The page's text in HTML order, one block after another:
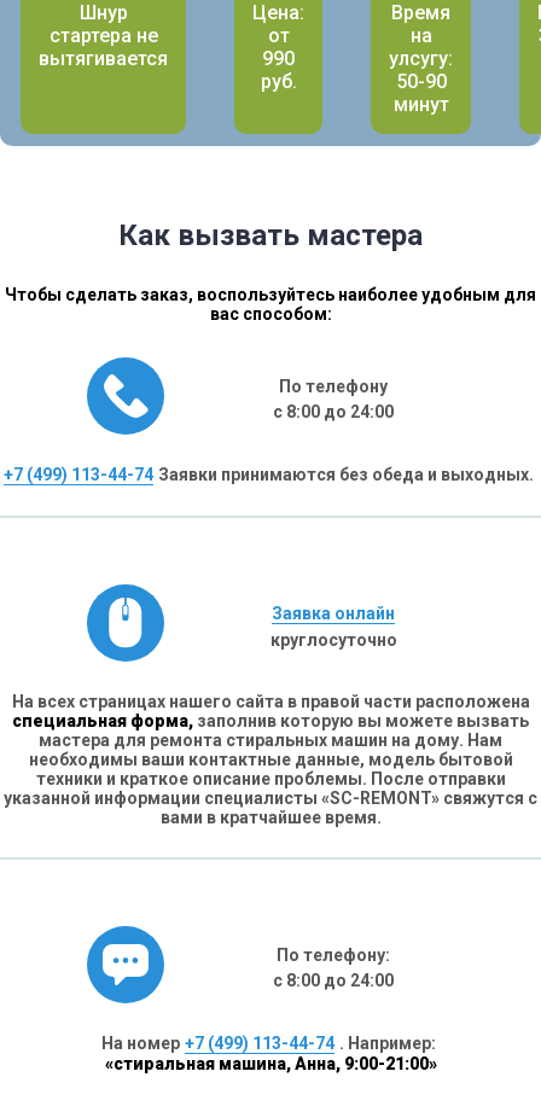
Шнур
стартера не
вытягивается
Цена:
от
990
руб.
Время
на
улсугу:
50-90
минут
Как вызвать мастера
Чтобы сделать заказ, воспользуйтесь наиболее удобным для
вас способом:
По телефону
с 8:00 до 24:00
+7 (499) 113-44-74 Заявки принимаются без обеда и выходных.
Заявка онлайн
круглосуточно
На всех страницах нашего сайта в правой части расположена
специальная форма, заполнив которую вы можете вызвать
мастера для ремонта стиральных машин на дому. Нам
необходимы ваши контактные данные, модель бытовой
техники и краткое описание проблемы. После отправки
указанной информации специалисты «SC-REMONT» свяжутся с
вами в кратчайшее время.
По телефону:
с 8:00 до 24:00
На номер +7 (499) 113-44-74 . Например:
«стиральная машина, Анна, 9:00-21:00»